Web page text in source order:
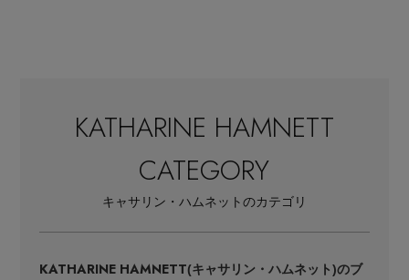
KATHARINE HAMNETT
CATEGORY
キャサリン・ハムネットのカテゴリ
KATHARINE HAMNETT(キャサリン・ハムネット)のブ